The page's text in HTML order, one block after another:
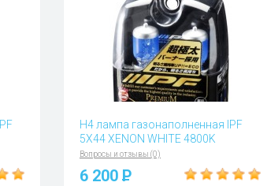
H4 лампа газонаполненная IPF
5X44 XENON WHITE 4800K
Вопросы и отзывы (0)
6 200 P